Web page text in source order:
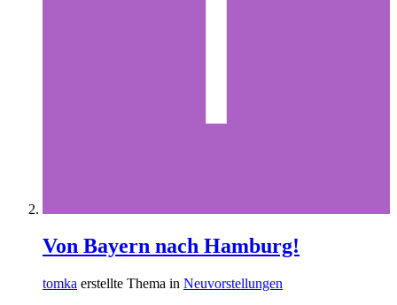
Von Bayern nach Hamburg!
tomka erstellte Thema in Neuvorstellungen